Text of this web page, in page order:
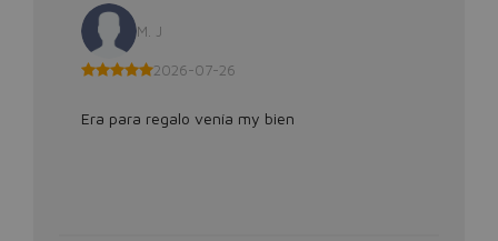
M. J
2026-07-26
Era para regalo venía my bien